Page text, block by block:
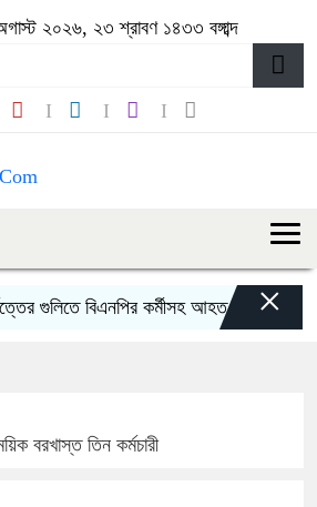
২০২৬, ২৩ শ্রাবণ ১৪৩৩ বঙ্গাব্দ
গুলিতে বিএনপির কর্মীসহ আহত ২ শেখ
×
বরখাস্ত তিন কর্মচারী